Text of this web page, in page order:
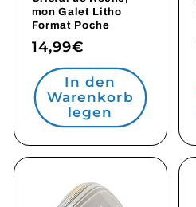
mon Galet Litho
Format Poche
Normaler
Preis
14,99€
In den
Warenkorb
legen